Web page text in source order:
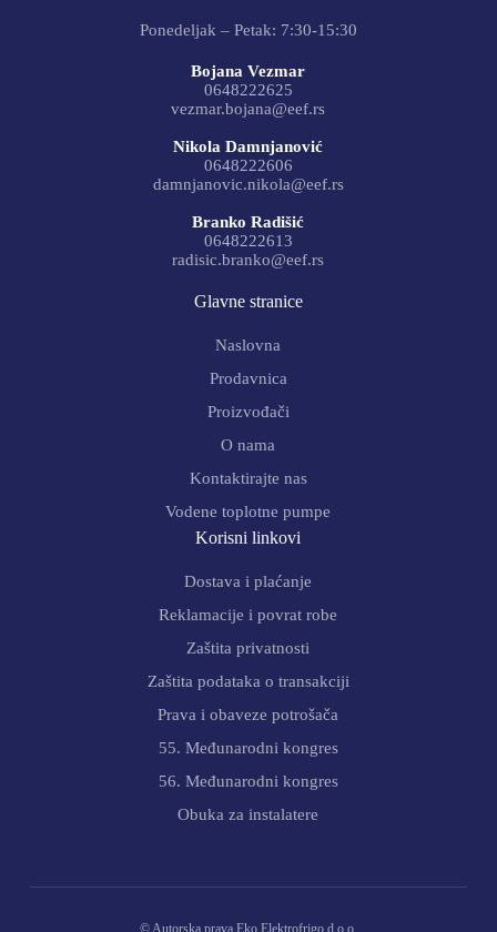
Ponedeljak – Petak: 7:30-15:30
Bojana Vezmar
0648222625
vezmar.bojana@eef.rs
Nikola Damnjanović
0648222606
damnjanovic.nikola@eef.rs
Branko Radišić
0648222613
radisic.branko@eef.rs
Glavne stranice
Naslovna
Prodavnica
Proizvođači
O nama
Kontaktirajte nas
Vodene toplotne pumpe
Korisni linkovi
Dostava i plaćanje
Reklamacije i povrat robe
Zaštita privatnosti
Zaštita podataka o transakciji
Prava i obaveze potrošača
55. Međunarodni kongres
56. Međunarodni kongres
Obuka za instalatere
© Autorska prava Eko Elektrofrigo d.o.o.